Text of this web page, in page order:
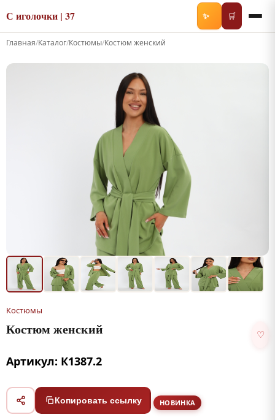
С иголочки | 37 ✨ 🛒
Главная/Каталог/Костюмы/Костюм женский
Костюмы
Костюм женский ♡
Артикул: К1387.2
Копировать ссылку НОВИНКА